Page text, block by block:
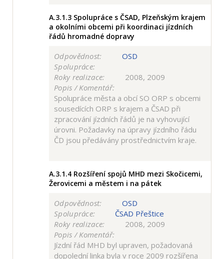
A.3.1.3 Spolupráce s ČSAD, Plzeňským krajem
a okolními obcemi při koordinaci jízdních
řádů hromadné dopravy
Odpovědnost:
OSD
Spolupráce:
Roky realizace:
2008, 2009
Popis / Komentář:
Spolupráce města a obcí SO ORP s obcemi
sousedících ORP s krajem a ČSAD při
zpracování jízdních řádů je na vyhovující
úrovni. Požadavky na úpravy jízdního řádu
ČD jsou předávány prostřednictvím kraje.
A.3.1.4 Rozšíření spojů MHD mezi Skočicemi,
Žerovicemi a městem i na pátek
Odpovědnost:
OSD
Spolupráce:
ČSAD Přeštice
Roky realizace:
2008, 2009
Popis / Komentář:
Jízdní řád MHD byl upraven, požadovaná
dopolední linka byla v roce 2009 rozšířena